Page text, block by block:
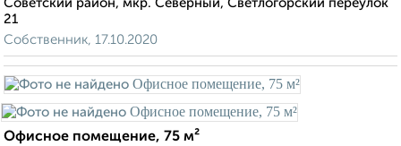
Советский район, мкр. Северный, Светлогорский переулок
21
Собственник, 17.10.2020
Офисное помещение, 75 м²